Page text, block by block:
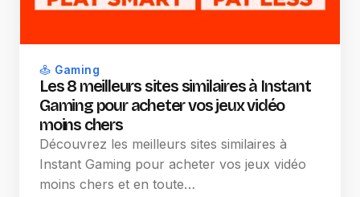
Gaming
Les 8 meilleurs sites similaires à Instant
Gaming pour acheter vos jeux vidéo
moins chers
Découvrez les meilleurs sites similaires à
Instant Gaming pour acheter vos jeux vidéo
moins chers et en toute…